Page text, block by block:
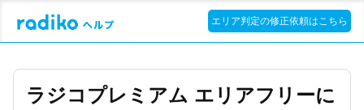
エリア判定の修正依頼はこちら
ラジコプレミアム エリアフリーに